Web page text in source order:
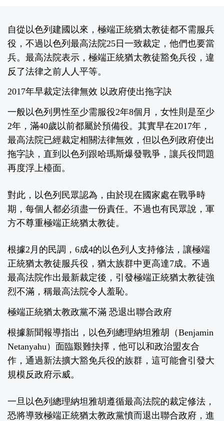
自從以色列建國以來，極端正統猶太教徒都不需服兵
役，不過以色列最高法院25日一致裁定，他們也要當
兵。最高法院表示，極端正統猶太教徒豁免兵役，違
反了法律之前人人平等。
2017年早裁定法律無效 以政府使出拖字訣
一般以色列男性至少需服役2年8個月，女性則是至少
2年，滿40歲以前都屬於預備役。其實早在2017年，
最高法院已經裁定相關法律無效，但以色列政府使出
拖字訣，直到以色列跟哈瑪斯爆發戰爭，讓兵役問題
再度浮上檯面。
對此，以色列民眾認為，由於現在國家處在戰爭時
期，每個人都必須盡一份責任。不過也有民眾說，軍
方不尊重極端正統猶太教徒。
根據2月的民調，6成4的以色列人支持修法，讓極端
正統猶太教徒服兵役，猶太族群中更高達7成。不過
最高法院作出最新裁定後，引發極端正統猶太教徒強
烈不滿，稱最高法院令人羞恥。
極端正統猶太教政黨不滿 恐退出聯合政府
根據新聞報導指出，以色列總理納坦雅胡（Benjamin
Netanyahu）面臨艱難抉擇，他可以和政治盟友合
作，通過新法擴大豁免兵役的族群，這可能會引發大
規模反政府示威。
一旦以色列總理納坦雅胡遵循最高法院的裁定修法，
恐將導致極端正統猶太教政黨憤而退出聯合政府，進